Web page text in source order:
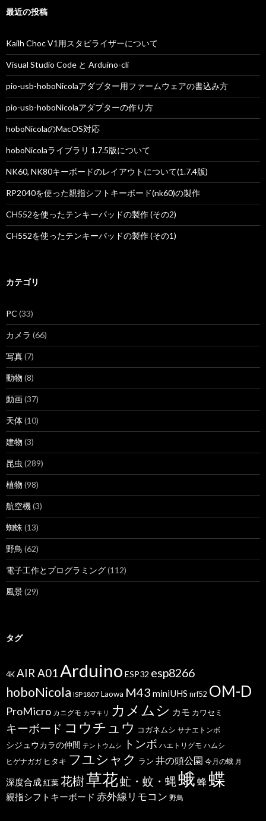
ョ
ン
最近の投稿
Kailh Choc V1用スタビライザーについて
Visual Studio Code と Arduino-cli
pio-usb-hoboNicolaアダプター用ファームウェアの書込み方
pio-usb-hoboNicolaアダプターの作り方
hoboNicolaのMacOS対応
hoboNicolaライブラリ 1.7.5版について
NK60, NK80キーボードのレイアウトについて(1.7.4版)
RP2040を使った親指シフトキーボード(nk60)の製作
CH552を使ったテンキーパッドの製作 (その2)
CH552を使ったテンキーパッドの製作 (その1)
カテゴリ
PC (33)
カメラ (66)
写真(7)
動物 (8)
動画(37)
天体(10)
建物 (3)
昆虫 (289)
植物 (98)
航空機(3)
蜘蛛 (13)
野鳥 (62)
電子工作とプログラミング(112)
風景(29)
タグ
4K AIR A01Arduino ESP32 esp8266
hoboNicola ISP1807 Laowa M43 miniUHS nrf52 OM-D
ProMicro カニグモ カマキリ カメムシ カモ カワセミ
キーボード コウチュウ コガネムシ サナエトンボ
シジュウカラの仲間 テントウムシ トンボ ハエトリグモ ハムシ
ヒゲナガガ ヒタキ フユシャク ラン 井の頭公園 今月の蛾 月
深度合成紅葉花樹草花虻・蚊・蝿蛾 蜂 蝶
親指シフトキーボード 赤外線リモコン 野鳥